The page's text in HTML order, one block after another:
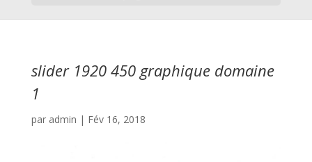
slider 1920 450 graphique domaine
1
par admin | Fév 16, 2018